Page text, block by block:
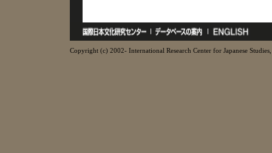
Copyright (c) 2002- International Research Center for Japanese